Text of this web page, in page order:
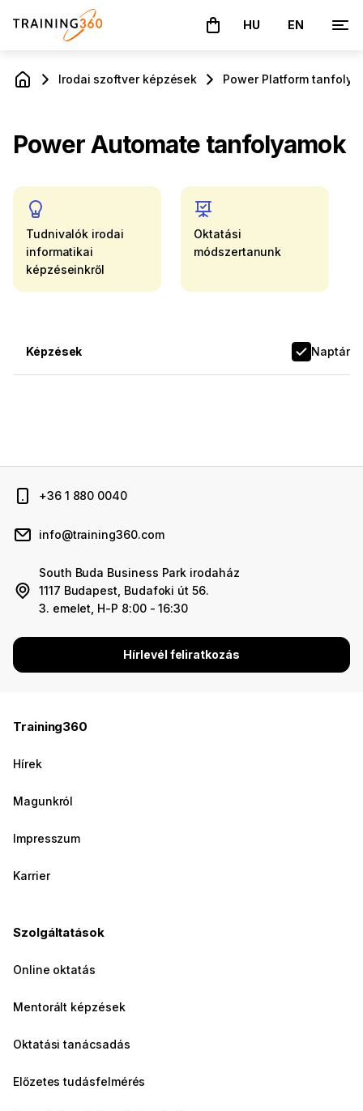
A kosár üres
HU EN
Irodai szoftver képzések Power Platform
Power Automate tanfolyamok
Tudnivalók irodai
informatikai
képzéseinkről
Oktatási
módszertanunk
Képzések Naptár
+36 1 880 0040
info@training360.com
South Buda Business Park irodaház
1117 Budapest, Budafoki út 56.
3. emelet, H-P 8:00 - 16:30
Hírlevél feliratkozás
Training360
Hírek
Magunkról
Impresszum
Karrier
Szolgáltatások
Online oktatás
Mentorált képzések
Oktatási tanácsadás
Előzetes tudásfelmérés